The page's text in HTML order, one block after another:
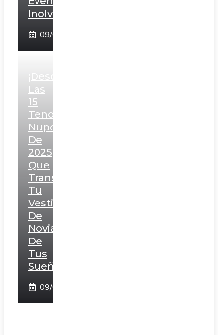
Inolvidable!
09/02/2025
¡Descubre
Las
15
Tendencias
Nupciales
De
2025
Que
Transformarán
Tu
Vestido
De
Novia
De
Tus
Sueños!
09/02/2025